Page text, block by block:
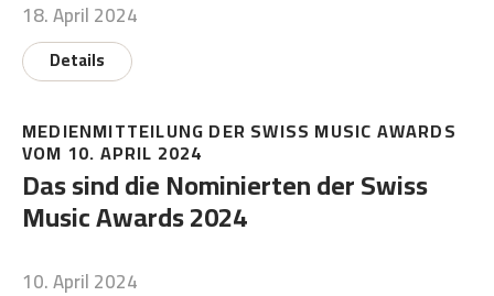
18. April 2024
Details
MEDIENMITTEILUNG DER SWISS MUSIC AWARDS
VOM 10. APRIL 2024
Das sind die Nominierten der Swiss
Music Awards 2024
10. April 2024